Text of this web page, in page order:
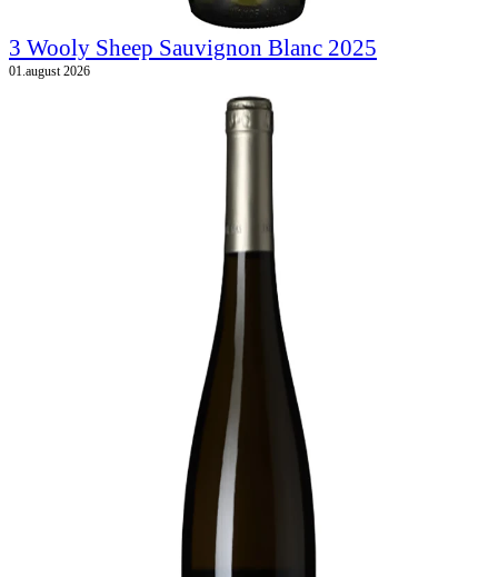
3 Wooly Sheep Sauvignon Blanc 2025
01.august 2026